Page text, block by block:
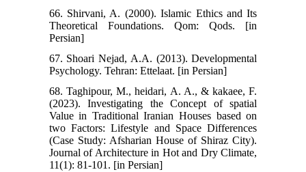
66. Shirvani, A. (2000). Islamic Ethics and Its
Theoretical Foundations. Qom: Qods. [in
Persian]
67. Shoari Nejad, A.A. (2013). Developmental
Psychology. Tehran: Ettelaat. [in Persian]
68. Taghipour, M., heidari, A. A., & kakaee, F.
(2023). Investigating the Concept of spatial
Value in Traditional Iranian Houses based on
two Factors: Lifestyle and Space Differences
(Case Study: Afsharian House of Shiraz City).
Journal of Architecture in Hot and Dry Climate,
11(1): 81-101. [in Persian]